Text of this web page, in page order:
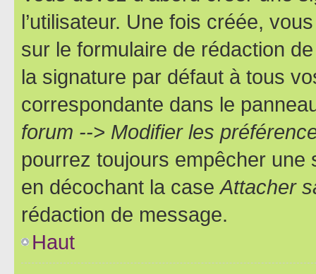
l’utilisateur. Une fois créée,
sur le formulaire de rédaction
la signature par défaut à tous
correspondante dans le
forum --> Modifier les
pourrez toujours empêcher une
en décochant la caseAttacher
rédaction de message.
Haut